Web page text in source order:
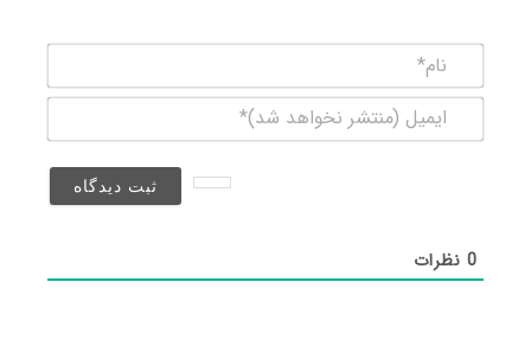
(منتشر
0نظرات